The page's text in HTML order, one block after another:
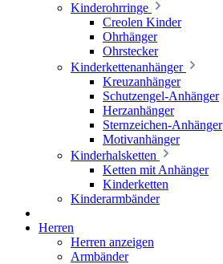
Kinderohrringe
Creolen Kinder
Ohrhänger
Ohrstecker
Kinderkettenanhänger
Kreuzanhänger
Schutzengel-Anhänger
Herzanhänger
Sternzeichen-Anhänger
Motivanhänger
Kinderhalsketten
Ketten mit Anhänger
Kinderketten
Kinderarmbänder
Herren
Herren anzeigen
Armbänder